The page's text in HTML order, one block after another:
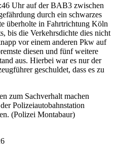
Uhr auf der BAB3 zwischen
durch ein schwarzes
überholte in Fahrtrichtung Köln
bis die Verkehrsdichte dies nicht
vor einem anderen Pkw auf
diesen und fünf weitere
aus. Hierbei war es nur der
geschuldet, dass es zu
zum Sachverhalt machen
Polizeiautobahnstation
(Polizei Montabaur)